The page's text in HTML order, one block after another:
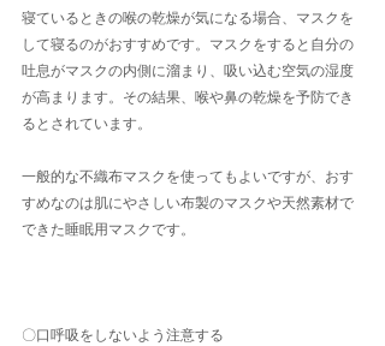
寝ているときの喉の乾燥が気になる場合、マスクを
して寝るのがおすすめです。マスクをすると自分の
吐息がマスクの内側に溜まり、吸い込む空気の湿度
が高まります。その結果、喉や鼻の乾燥を予防でき
るとされています。
一般的な不織布マスクを使ってもよいですが、おす
すめなのは肌にやさしい布製のマスクや天然素材で
できた睡眠用マスクです。
〇口呼吸をしないよう注意する